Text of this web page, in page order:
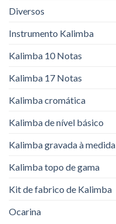
Diversos
Instrumento Kalimba
Kalimba 10 Notas
Kalimba 17 Notas
Kalimba cromática
Kalimba de nível básico
Kalimba gravada à medida
Kalimba topo de gama
Kit de fabrico de Kalimba
Ocarina